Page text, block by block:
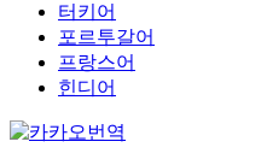
터키어
포르투갈어
프랑스어
힌디어